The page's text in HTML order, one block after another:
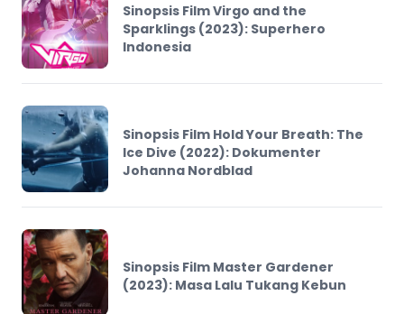
Sinopsis Film Virgo and the
Sparklings (2023): Superhero
Indonesia
Sinopsis Film Hold Your Breath: The
Ice Dive (2022): Dokumenter
Johanna Nordblad
Sinopsis Film Master Gardener
(2023): Masa Lalu Tukang Kebun